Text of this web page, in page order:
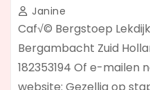
Janine
Caf√© Bergstoep
Bergambacht Zuid
182353194 Of e-mailen